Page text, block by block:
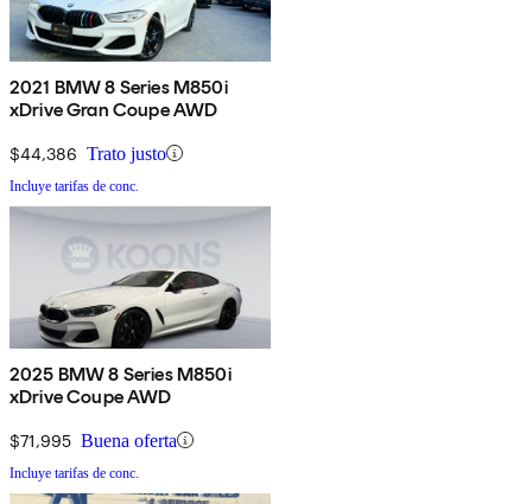
2021 BMW 8 Series M850i
xDrive Gran Coupe AWD
$44,386 Trato justo
Incluye tarifas de conc.
2025 BMW 8 Series M850i
xDrive Coupe AWD
$71,995 Buena oferta
Incluye tarifas de conc.